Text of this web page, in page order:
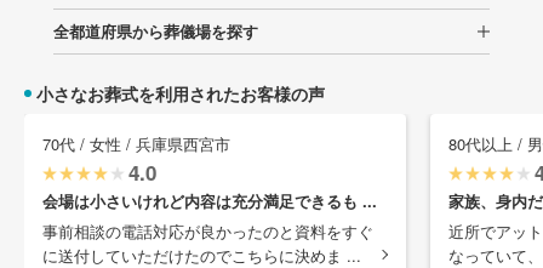
全都道府県から葬儀場を探す
小さなお葬式を利用されたお客様の声
70代 / 女性 / 兵庫県西宮市
4.0
会場は小さいけれど内容は充分満足できるも ...
事前相談の電話対応が良かったのと資料をすぐ
に送付していただけたのでこちらに決めま ...
80代以上 /
家族、身内
近所でアッ
なっていて